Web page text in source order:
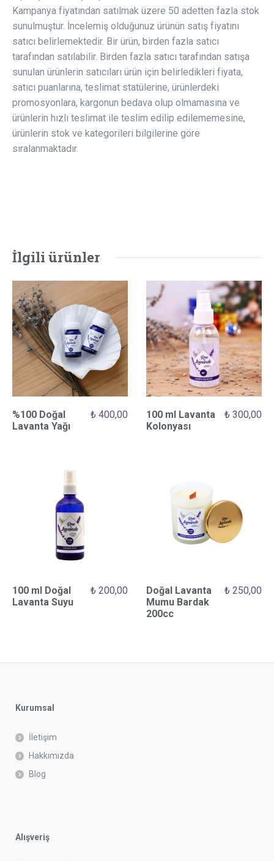
Kampanya fiyatından satılmak üzere 50 adetten fazla stok
sunulmuştur. İncelemiş olduğunuz ürünün satış fiyatını
satıcı belirlemektedir. Bir ürün, birden fazla satıcı
tarafından satılabilir. Birden fazla satıcı tarafından satışa
sunulan ürünlerin satıcıları ürün için belirledikleri fiyata,
satıcı puanlarına, teslimat statülerine, ürünlerdeki
promosyonlara, kargonun bedava olup olmamasına ve
ürünlerin hızlı teslimat ile teslim edilip edilememesine,
ürünlerin stok ve kategorileri bilgilerine göre
sıralanmaktadır.
İlgili ürünler
%100 Doğal
Lavanta Yağı
₺ 400,00
100 ml Lavanta
Kolonyası
₺ 300,00
100 ml Doğal
Lavanta Suyu
₺ 200,00
Doğal Lavanta
Mumu Bardak
200cc
₺ 250,00
Kurumsal
İletişim
Hakkımızda
Blog
Alışveriş